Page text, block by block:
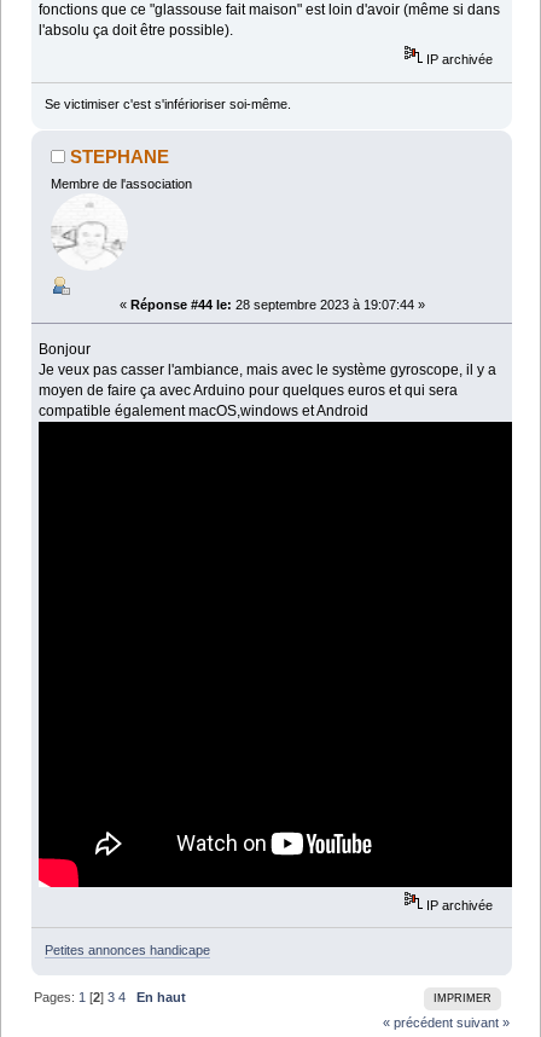
fonctions que ce "glassouse fait maison" est loin d'avoir (même si dans
l'absolu ça doit être possible).
IP archivée
Se victimiser c'est s'inférioriser soi-même.
STEPHANE
Membre de l'association
« Réponse #44 le: 28 septembre 2023 à 19:07:44 »
Bonjour
Je veux pas casser l'ambiance, mais avec le système gyroscope, il y a
moyen de faire ça avec Arduino pour quelques euros et qui sera
compatible également macOS,windows et Android
IP archivée
Petites annonces handicape
IMPRIMER
Pages: 1 [2]3 4
En haut
« précédent suivant »